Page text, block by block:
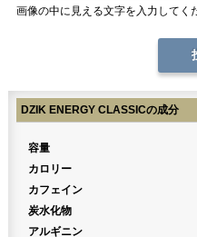
画像の中に見える文字を入力してく
DZIK ENERGY CLASSICの成分
容量
カロリー
カフェイン
炭水化物
アルギニン